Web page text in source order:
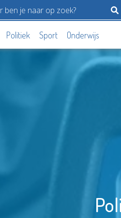
Politiek Sport Onderwijs